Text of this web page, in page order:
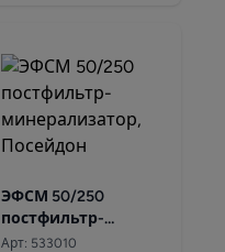
ЭФСМ 50/250
постфильтр-
минерализатор,
Арт: 533010